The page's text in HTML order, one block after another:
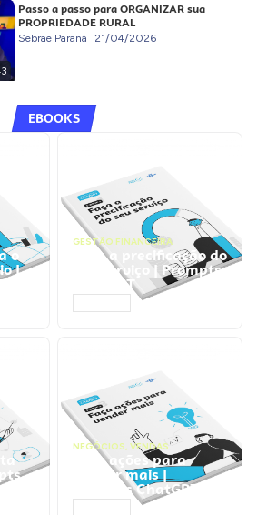
Passo a passo para ORGANIZAR sua
PROPRIEDADE RURAL
Sebrae Paraná 21/04/2026
EBOOKS
o
|
GESTÃO FINANCEIRA
Faça a precificação do
seu serviço | Prompts
ChatGPT
NEGÓCIOS, VENDAS
Faça ações para
vender mais |
Prompts ChatGPT